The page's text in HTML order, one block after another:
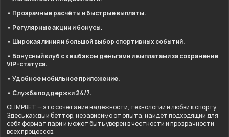
• Прозрачные расчёты и быстрые выплаты.
• Регулярные акции и бонусы.
• Широкая линия и большой выбор спортивных событий.
• Бонусный клуб с кешбэком деньгами и выплатами за сохранение
VIP-статуса.
• Удобное мобильное приложение.
• Служба поддержки 24/7.
OLIMPBET — это сочетание надёжности, технологий и любви к спорту.
Здесь каждый беттор, независимо от опыта, найдёт подходящий для
себя формат пари и может быть уверен в честности и прозрачности
всех процессов.